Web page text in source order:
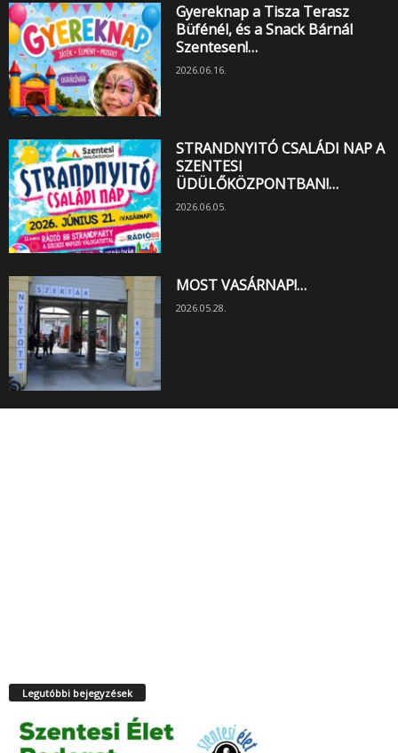
Gyereknap a Tisza Terasz
Büfénél, és a Snack Bárnál
Szentesen!…
2026.06.16.
STRANDNYITÓ CSALÁDI NAP A
SZENTESI
ÜDÜLŐKÖZPONTBAN!…
2026.06.05.
MOST VASÁRNAP!…
2026.05.28.
Legutóbbi bejegyzések